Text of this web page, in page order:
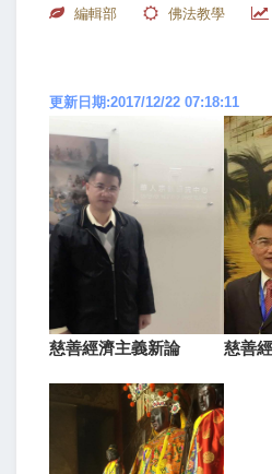
編輯部 佛法教學
更新日期:2017/12/22 07:18:11
慈善經濟主義新論 慈善